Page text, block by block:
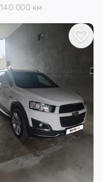
140 000 км